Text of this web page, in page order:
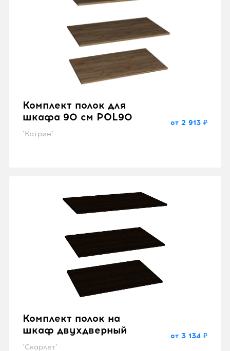
Комплект полок для
шкафа 90 см POL90
"Катрин"
от 2 913 ₽
Комплект полок на
шкаф двухдверный
"Скарлет"
от 3 134 ₽